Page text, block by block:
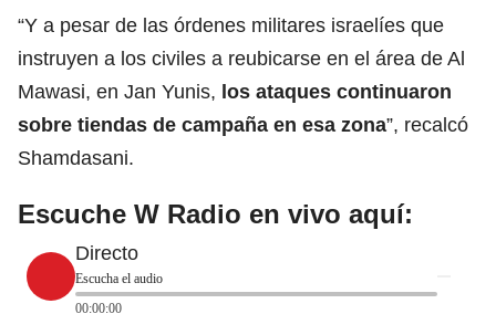
“Y a pesar de las órdenes militares israelíes que
instruyen a los civiles a reubicarse en el área de Al
Mawasi, en Jan Yunis, los ataques continuaron
sobre tiendas de campaña en esa zona”, recalcó
Shamdasani.
Escuche W Radio en vivo aquí:
Directo
Escucha el audio
00:00:00